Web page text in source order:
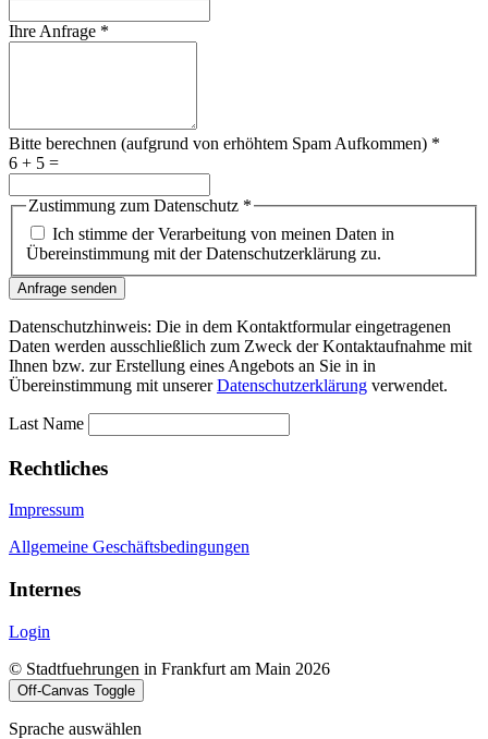
Ihre Anfrage *
Bitte berechnen (aufgrund von erhöhtem Spam Aufkommen) *
6 + 5 =
Zustimmung zum Datenschutz *
Ich stimme der Verarbeitung von meinen Daten in
Übereinstimmung mit der Datenschutzerklärung zu.
Anfrage senden
Datenschutzhinweis: Die in dem Kontaktformular eingetragenen
Daten werden ausschließlich zum Zweck der Kontaktaufnahme mit
Ihnen bzw. zur Erstellung eines Angebots an Sie in in
Übereinstimmung mit unsererDatenschutzerklärung verwendet.
Last Name
Rechtliches
Impressum
Allgemeine Geschäftsbedingungen
Internes
Login
© Stadtfuehrungen in Frankfurt am Main 2026
Off-Canvas Toggle
Sprache auswählen